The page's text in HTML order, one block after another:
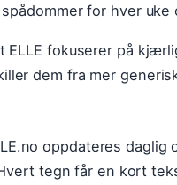
for hver uke
ELLE fokuserer på
dem fra mer
oppdateres
tegn får en kort